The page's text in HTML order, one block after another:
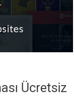
Ücretsiz